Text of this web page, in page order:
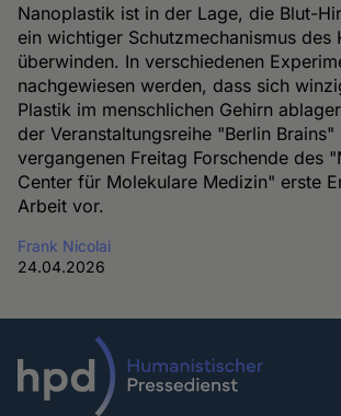
Nanoplastik ist in der Lage, die Blut-
ein wichtiger Schutzmechanismus des
überwinden. In verschiedenen
nachgewiesen werden, dass sich
Plastik im menschlichen Gehirn
der Veranstaltungsreihe "Berlin Brains"
vergangenen Freitag Forschende des
Center für Molekulare Medizin" erste
Arbeit vor.
Frank Nicolai
24.04.2026